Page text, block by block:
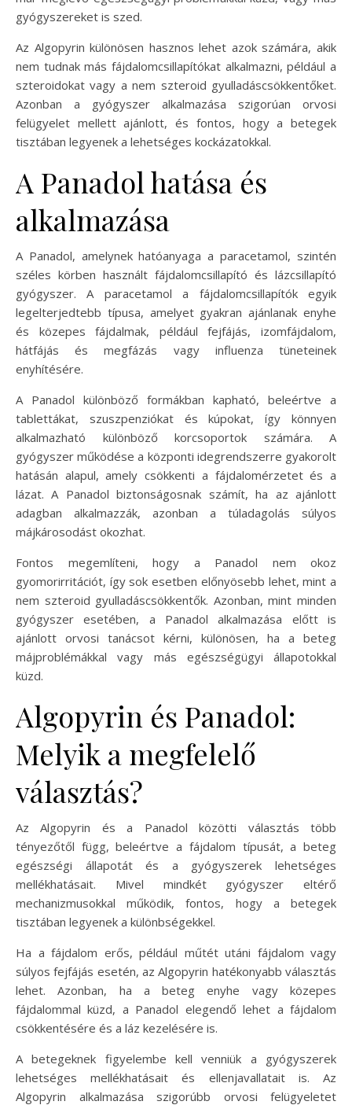
gyógyszereket is szed.
Az Algopyrin különösen hasznos lehet azok számára, akik
nem tudnak más fájdalomcsillapítókat alkalmazni, például a
szteroidokat vagy a nem szteroid gyulladáscsökkentőket.
Azonban a gyógyszer alkalmazása szigorúan orvosi
felügyelet mellett ajánlott, és fontos, hogy a betegek
tisztában legyenek a lehetséges kockázatokkal.
A Panadol hatása és
alkalmazása
A Panadol, amelynek hatóanyaga a paracetamol, szintén
széles körben használt fájdalomcsillapító és lázcsillapító
gyógyszer. A paracetamol a fájdalomcsillapítók egyik
legelterjedtebb típusa, amelyet gyakran ajánlanak enyhe
és közepes fájdalmak, például fejfájás, izomfájdalom,
hátfájás és megfázás vagy influenza tüneteinek
enyhítésére.
A Panadol különböző formákban kapható, beleértve a
tablettákat, szuszpenziókat és kúpokat, így könnyen
alkalmazható különböző korcsoportok számára. A
gyógyszer működése a központi idegrendszerre gyakorolt
hatásán alapul, amely csökkenti a fájdalomérzetet és a
lázat. A Panadol biztonságosnak számít, ha az ajánlott
adagban alkalmazzák, azonban a túladagolás súlyos
májkárosodást okozhat.
Fontos megemlíteni, hogy a Panadol nem okoz
gyomorirritációt, így sok esetben előnyösebb lehet, mint a
nem szteroid gyulladáscsökkentők. Azonban, mint minden
gyógyszer esetében, a Panadol alkalmazása előtt is
ajánlott orvosi tanácsot kérni, különösen, ha a beteg
májproblémákkal vagy más egészségügyi állapotokkal
küzd.
Algopyrin és Panadol:
Melyik a megfelelő
választás?
Az Algopyrin és a Panadol közötti választás több
tényezőtől függ, beleértve a fájdalom típusát, a beteg
egészségi állapotát és a gyógyszerek lehetséges
mellékhatásait. Mivel mindkét gyógyszer eltérő
mechanizmusokkal működik, fontos, hogy a betegek
tisztában legyenek a különbségekkel.
Ha a fájdalom erős, például műtét utáni fájdalom vagy
súlyos fejfájás esetén, az Algopyrin hatékonyabb választás
lehet. Azonban, ha a beteg enyhe vagy közepes
fájdalommal küzd, a Panadol elegendő lehet a fájdalom
csökkentésére és a láz kezelésére is.
A betegeknek figyelembe kell venniük a gyógyszerek
lehetséges mellékhatásait és ellenjavallatait is. Az
Algopyrin alkalmazása szigorúbb orvosi felügyeletet